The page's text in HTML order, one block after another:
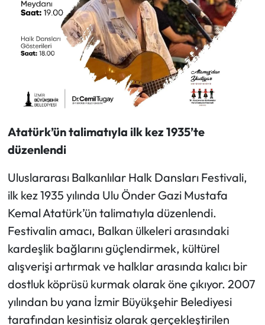
Atatürk’ün talimatıyla ilk kez 1935’te
düzenlendi
Uluslararası Balkanlılar Halk Dansları Festivali,
ilk kez 1935 yılında Ulu Önder Gazi Mustafa
Kemal Atatürk’ün talimatıyla düzenlendi.
Festivalin amacı, Balkan ülkeleri arasındaki
kardeşlik bağlarını güçlendirmek, kültürel
alışverişi artırmak ve halklar arasında kalıcı bir
dostluk köprüsü kurmak olarak öne çıkıyor. 2007
yılından bu yana İzmir Büyükşehir Belediyesi
tarafından kesintisiz olarak gerçekleştirilen